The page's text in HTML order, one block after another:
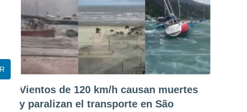
Vientos de 120 km/h causan muertes
y paralizan el transporte en São